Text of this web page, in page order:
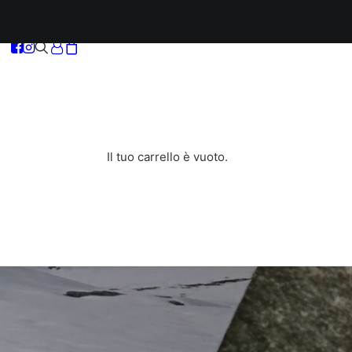
Il tuo carrello è vuoto.